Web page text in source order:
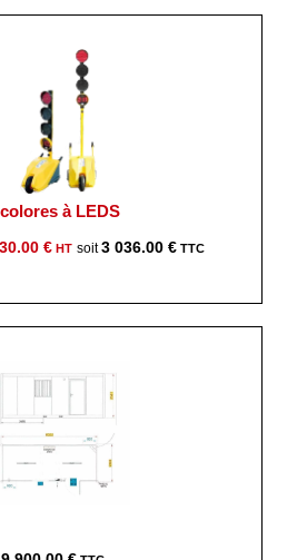
à LEDS
:
€.
€
Le
actuel
est :
530.00 €.
3 036.00 €